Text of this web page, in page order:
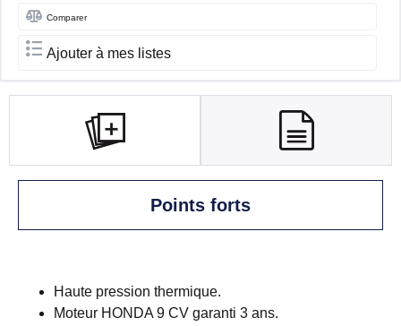
Comparer
Ajouter à mes listes
Points forts
Haute pression thermique.
Moteur HONDA 9 CV garanti 3 ans.